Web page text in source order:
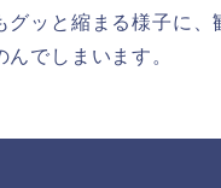
グッと縮まる様子に、
でしまいます。